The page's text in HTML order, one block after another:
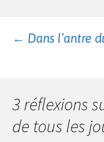
← Dans l’antre
3 réflexions
de tous les